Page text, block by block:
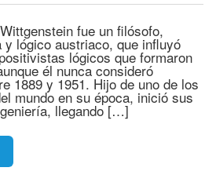
fue un filósofo,
lógico austriaco, que influyó
lógicos que formaron
él nunca consideró
1889 y 1951. Hijo de uno de los
mundo en su época, inició sus
llegando […]